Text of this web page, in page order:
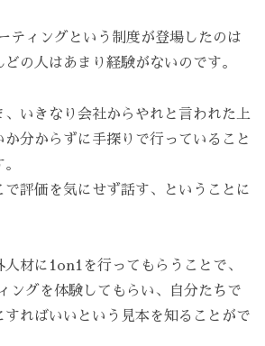
ティングという制度が登場したのは
の人はあまり経験がないのです。
、いきなり会社からやれと言われた上
か分からずに手探りで行っていること
で評価を気にせず話す、ということに
材に1on1を行ってもらうことで、
ングを体験してもらい、自分たちで
ればいいという見本を知ることがで